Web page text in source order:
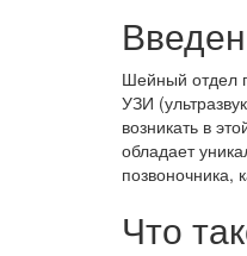
Шейный отдел
УЗИ
возникать в
обладает
позвоночника,
Что